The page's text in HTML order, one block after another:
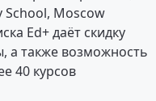
School, Moscow
Ed+ даёт скидку
а также возможность
40 курсов